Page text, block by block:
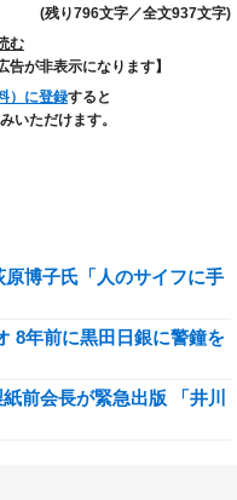
(残り796文字／全文937文字)
む
告が非表示になります】
）に登録すると
いただけます。
博子氏「人のサイフに手
8年前に黒田日銀に警鐘を
前会長が緊急出版 「井川